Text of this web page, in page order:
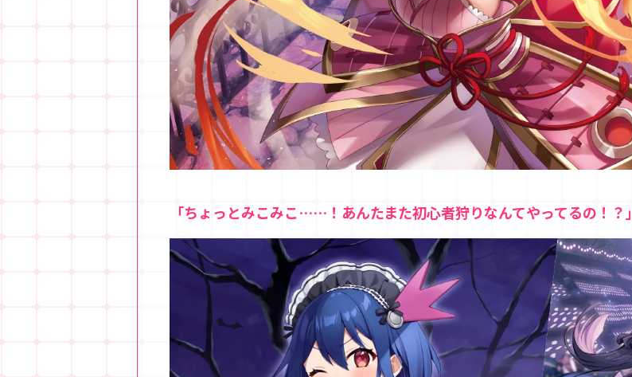
「ちょっとみこみこ……！あんたまた初心者狩りなんてやってるの！？」